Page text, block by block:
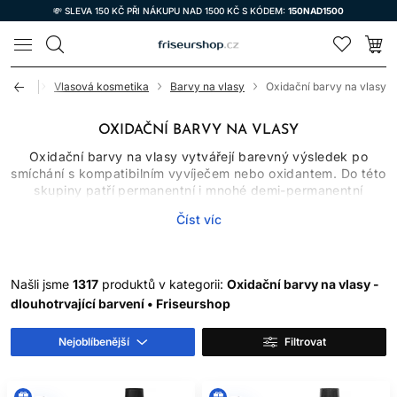
💸 SLEVA 150 KČ PŘI NÁKUPU NAD 1500 KČ S KÓDEM: 150NAD1500
LOMAX
Úvod Vlasová kosmetika Barvy na vlasy Oxidační barvy na vlasy
OXIDAČNÍ BARVY NA VLASY
Oxidační barvy na vlasy vytvářejí barevný výsledek po
smíchání s kompatibilním vyvíječem nebo oxidantem. Do této
skupiny patří permanentní i mnohé demi-permanentní
dobou působení, schopností zesvětlovat přirozený pigment
výrobce.
JAK OXIDAČNÍ BARVY
FUNGUJÍ
Po spojení barvicího krému nebo gelu s určeným oxidantem
Číst víc
Našli jsme 1317 produktů v kategorii: Oxidační barvy na vlasy -
dlouhotrvající barvení • Friseurshop
Nejoblíbenější Filtrovat